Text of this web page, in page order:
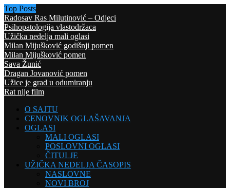
Top Posts
Radosav Ras Milutinović – Odjeci
Psihopatologija vlastodržaca
Užička nedelja mali oglasi
Milan Mijušković godišnji pomen
Milan Mijušković pomen
Sava Žunić
Dragan Jovanović pomen
Užice je grad u odumiranju
Rat nije film
O SAJTU
CENOVNIK OGLAŠAVANJA
OGLASI
MALI OGLASI
POSLOVNI OGLASI
ČITULJE
UŽIČKA NEDELJA ČASOPIS
NASLOVNE
NOVI BROJ